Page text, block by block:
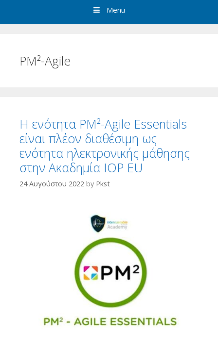
Menu
PM²-Agile
Η ενότητα PM²-Agile Essentials
είναι πλέον διαθέσιμη ως
ενότητα ηλεκτρονικής μάθησης
στην Ακαδημία IOP EU
24 Αυγούστου 2022 by Pkst